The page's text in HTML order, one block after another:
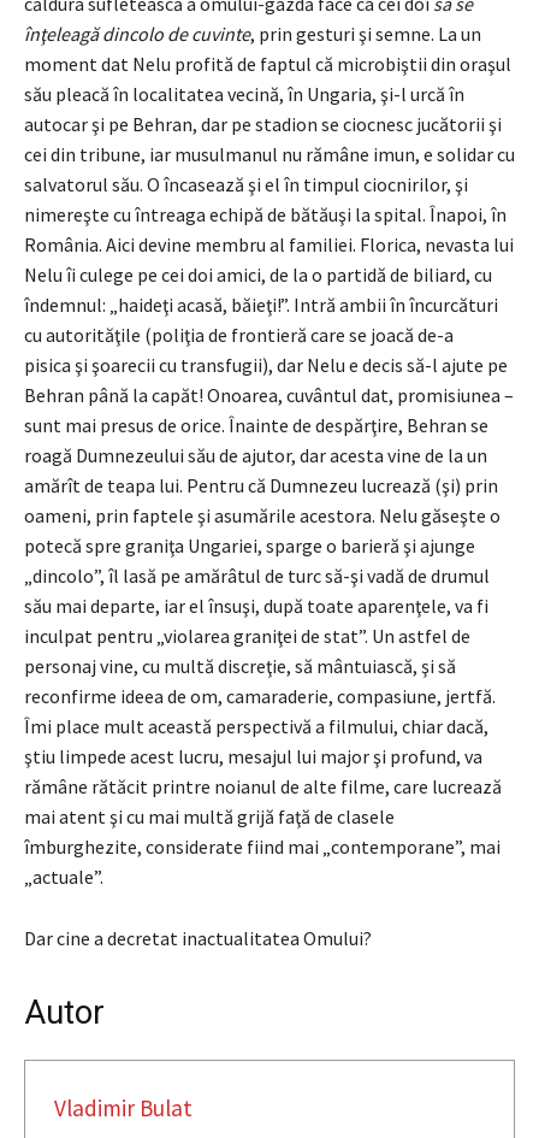
înţeleagă dincolo de cuvinte, prin gesturi şi semne. La un
moment dat Nelu profită de faptul că microbiştii din oraşul
său pleacă în localitatea vecină, în Ungaria, şi-l urcă în
autocar şi pe Behran, dar pe stadion se ciocnesc jucătorii şi
cei din tribune, iar musulmanul nu rămâne imun, e solidar cu
salvatorul său. O încasează şi el în timpul ciocnirilor, şi
nimereşte cu întreaga echipă de bătăuşi la spital. Înapoi, în
România. Aici devine membru al familiei. Florica, nevasta lui
Nelu îi culege pe cei doi amici, de la o partidă de biliard, cu
îndemnul: „haideţi acasă, băieţi!”. Intră ambii în încurcături
cu autorităţile (poliţia de frontieră care se joacă de-a
pisica şi şoarecii cu transfugii), dar Nelu e decis să-l ajute pe
Behran până la capăt! Onoarea, cuvântul dat, promisiunea –
sunt mai presus de orice. Înainte de despărţire, Behran se
roagă Dumnezeului său de ajutor, dar acesta vine de la un
amărît de teapa lui. Pentru că Dumnezeu lucrează (şi) prin
oameni, prin faptele şi asumările acestora. Nelu găseşte o
potecă spre graniţa Ungariei, sparge o barieră şi ajunge
„dincolo”, îl lasă pe amărâtul de turc să-şi vadă de drumul
său mai departe, iar el însuşi, după toate aparenţele, va fi
inculpat pentru „violarea graniţei de stat”. Un astfel de
personaj vine, cu multă discreţie, să mântuiască, şi să
reconfirme ideea de om, camaraderie, compasiune, jertfă.
Îmi place mult această perspectivă a filmului, chiar dacă,
ştiu limpede acest lucru, mesajul lui major şi profund, va
rămâne rătăcit printre noianul de alte filme, care lucrează
mai atent şi cu mai multă grijă faţă de clasele
îmburghezite, considerate fiind mai „contemporane”, mai
„actuale”.
Dar cine a decretat inactualitatea Omului?
Autor
Vladimir Bulat